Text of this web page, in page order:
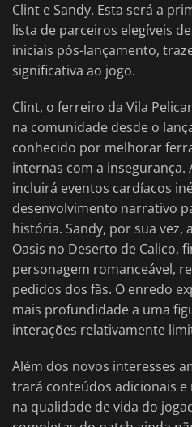
Clint e Sandy. Esta será a
lista de parceiros elegíveis
iniciais pós-lançamento,
significativa ao jogo.
Clint, o ferreiro da Vila
na comunidade desde o
conhecido por melhorar
internas com a insegurança.
incluirá eventos cardíacos
desenvolvimento narrativo
história. Sandy, por sua vez,
Oasis no Deserto de Calico,
personagem romanceável,
pedidos dos fãs. O enredo
mais profundidade a uma
interações relativamente
Além dos novos interesses
trará conteúdos adicionais
na qualidade de vida do